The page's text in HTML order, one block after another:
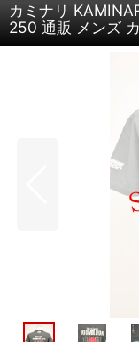
カミナリ
250 通販 メンズ